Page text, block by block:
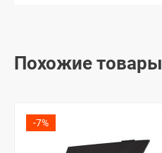
Похожие товары
-7%